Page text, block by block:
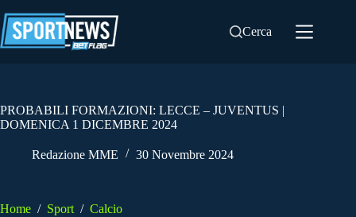
al
contenuto
Cerca
PROBABILI FORMAZIONI: LECCE – JUVENTUS |
DOMENICA 1 DICEMBRE 2024
Redazione MME 30 Novembre 2024
Home / Sport / Calcio